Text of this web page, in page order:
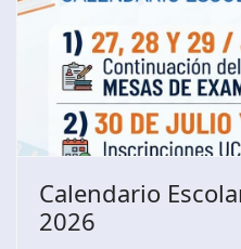
Calendario
2026